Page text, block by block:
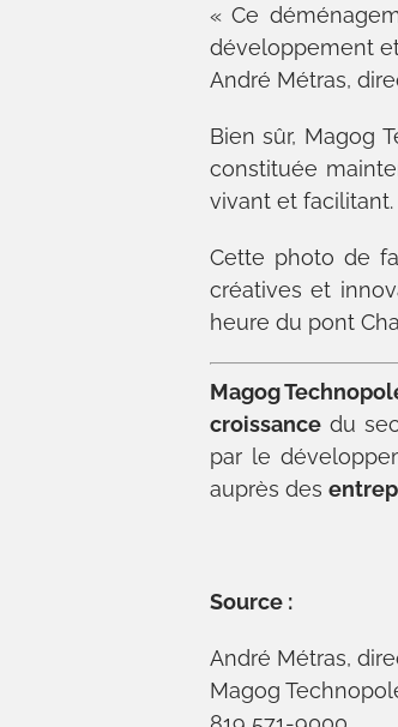
« Ce
développement
André Métras,
Bien sûr, Magog
constituée
vivant et facilitant.
Cette photo de
créatives et
heure du pont
Magog
croissancedu
par le
auprès des
Source :
André Métras,
Magog